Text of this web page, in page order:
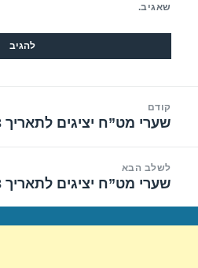
שאגיב.
קודם
הפוסט
שערי מט”ח יציגים לתאריך 16/08/2023
לשלב הבא
הפוסט
שערי מט”ח יציגים לתאריך 18/08/2023